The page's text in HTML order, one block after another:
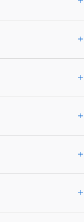
閉じる